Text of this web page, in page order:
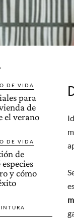
DE VIDA
para
de
el verano
DE VIDA
de
y cómo